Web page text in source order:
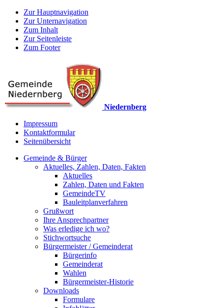
Zur Hauptnavigation
Zur Unternavigation
Zum Inhalt
Zur Seitenleiste
Zum Footer
Niedernberg
Impressum
Kontaktformular
Seitenübersicht
Gemeinde & Bürger
Aktuelles, Zahlen, Daten, Fakten
Aktuelles
Zahlen, Daten und Fakten
GemeindeTV
Bauleitplanverfahren
Grußwort
Ihre Ansprechpartner
Was erledige ich wo?
Stichwortsuche
Bürgermeister / Gemeinderat
Bürgerinfo
Gemeinderat
Wahlen
Bürgermeister-Historie
Downloads
Formulare